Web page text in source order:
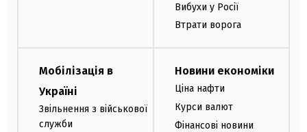
Вибухи у Росії
Втрати ворога
Мобілізація в
Україні
Звільнення з військової
служби
Новини економіки
Ціна нафти
Курси валют
Фінансові новини